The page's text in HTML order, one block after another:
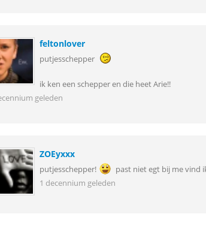
feltonlover
putjesschepper
ik ken een schepper en die heet Arie!!
geleden
ZOEyxxx
putjesschepper!
past niet egt bij me vind
1 decennium geleden